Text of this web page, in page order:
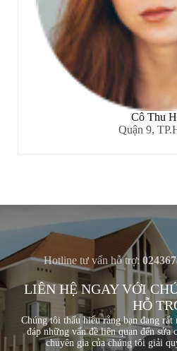
Cô Thu
Quận 9,
Hotline tư vấn hỗ trợ:
LIÊN HỆ NGAY VỚI
HỖ
Chúng tôi thấu hiểu rằng bạn đang
đáp những vấn đề liên quan đến sửa
chuyên gia của chúng tôi giải